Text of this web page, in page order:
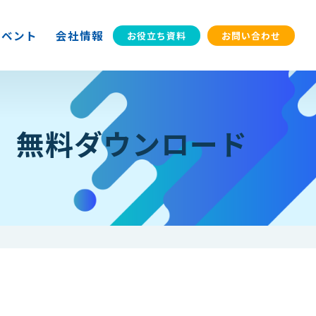
ント 会社情報 お役立ち資料 お問い合わせ
無料ダウンロード